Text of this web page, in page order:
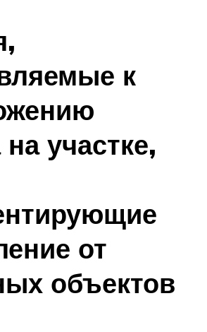
к
участке,
от
объектов